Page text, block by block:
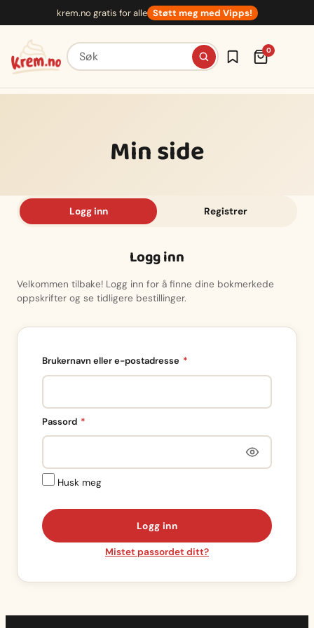
innhold
krem.no gratis for alle Støtt meg med Vipps!
Søk etter oppskrifter 0
Min side
Logg inn Registrer
Logg inn
Velkommen tilbake! Logg inn for å finne dine bokmerkede
oppskrifter og se tidligere bestillinger.
Brukernavn eller e-postadresse *
Passord *
Husk meg
Logg inn
Mistet passordet ditt?